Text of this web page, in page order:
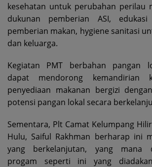
kesehatan untuk perubahan perilau
dukunan pemberian ASI,
pemberian makan, hygiene sanitasi
dan keluarga.
Kegiatan PMT berbahan pangan
dapat mendorong kemandirian
penyediaan makanan bergizi
potensi pangan lokal secara
Sementara, Plt Camat Kelumpang
Hulu, Saiful Rakhman berharap ini
yang berkelanjutan, yang mana
progam seperti ini yang